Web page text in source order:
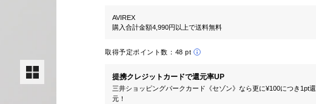
AVIREX
購入合計金額4,990円以上で送料無料
取得予定ポイント数： 48 pt
提携クレジットカードで還元率UP
三井ショッピングパークカード《セゾン》なら更に¥100につき1pt還
元！